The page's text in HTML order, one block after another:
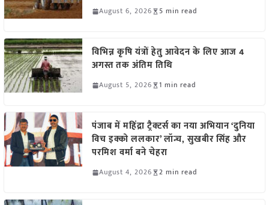
August 6, 2026 5 min read
विभिन्न कृषि यंत्रों हेतु आवेदन के लिए आज 4
अगस्त तक अंतिम तिथि
August 5, 2026 1 min read
पंजाब में महिंद्रा ट्रैक्टर्स का नया अभियान ‘दुनिया
विच इक्को ललकार’ लॉन्च, सुखबीर सिंह और
परमिश वर्मा बने चेहरा
August 4, 2026 2 min read